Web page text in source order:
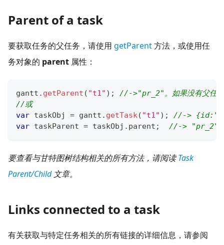
Parent of a task
要获取任务的父任务，请使用 getParent方法，或使用任
务对象的 parent 属性：
gantt . getParent ( "t1" ) ;
//->"pr_2"。如果没有父任
//或
var taskObj = gantt . getTask( "t1" ) ;
//->
var taskParent = taskObj . parent ; //-> "pr_2"
要查看与甘特图树结构相关的所有方法，请阅读Task
Parent/Child文章。
Links connected to a task
有关获取与特定任务相关的所有链接的详细信息，请参阅